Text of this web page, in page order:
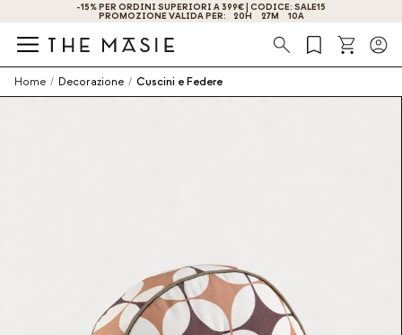
-15% PER ORDINI SUPERIORI A 399€ | CODICE: SALE15
PROMOZIONE VALIDA PER: 20H 27M 10A
OTTIENI IL -10% DI SCONTO ISCRIVENDOTI ORA!
Ricerca
Home / Decorazione / Cuscini e Federe